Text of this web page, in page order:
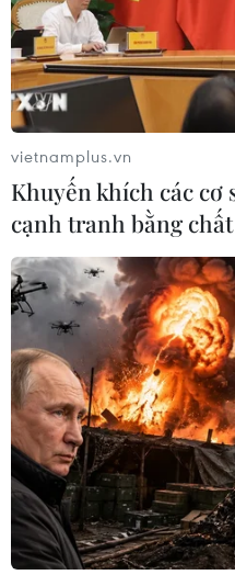
Các bệnh nhân trên là
tại sân bay Tân Sơn Nhất,
công việc không có tiếp
Thêm 24 ca dương
liên quan sân bay
08/02/2021 06:41
vietnamplus.vn
Khuyến khích các cơ
cạnh tranh bằng